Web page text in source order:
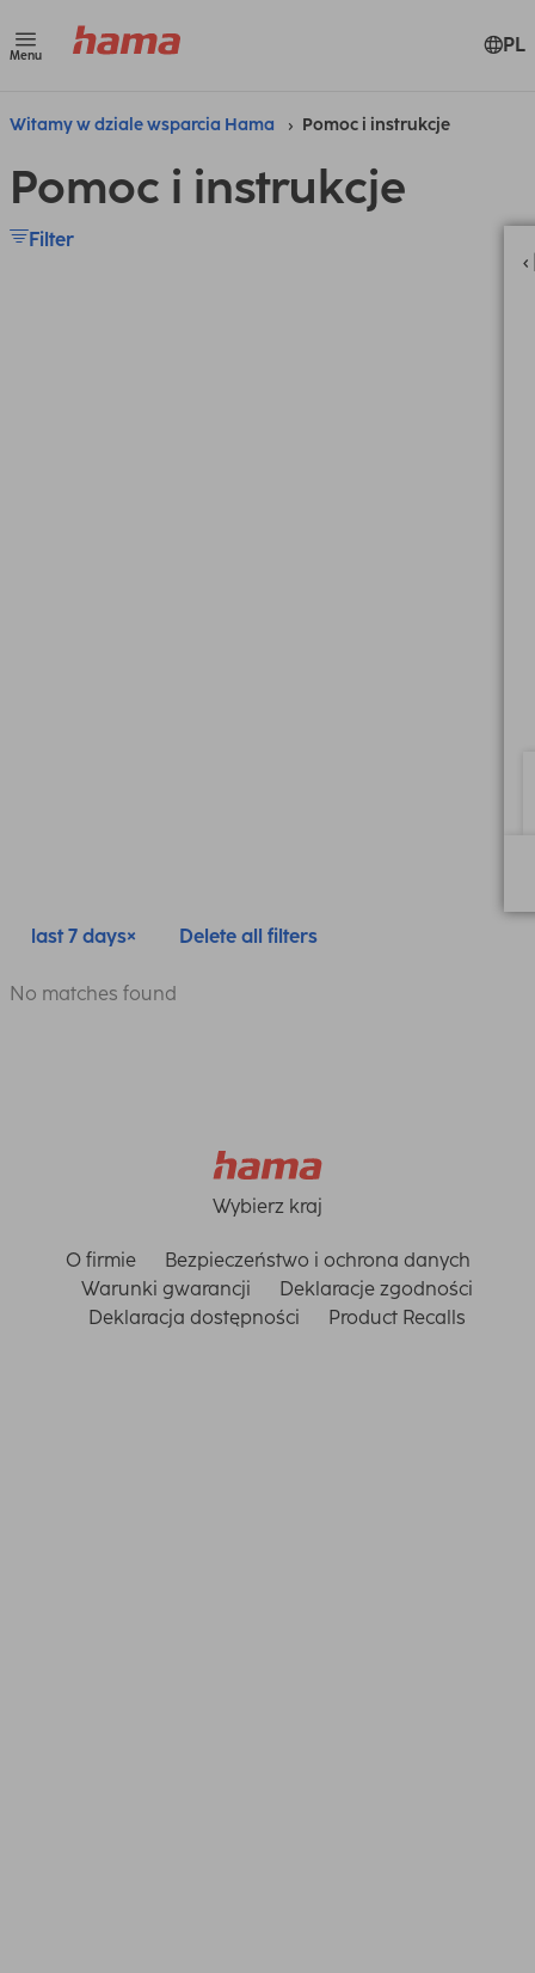
Menu PL
Witamy w dziale wsparcia Hama Pomoc i instrukcje
Pomoc i instrukcje
Filter
last 7 days Delete all filters
No matches found
Wybierz kraj
O firmie
Bezpieczeństwo i ochrona danych
Warunki gwarancji
Deklaracje zgodności
Deklaracja dostępności
Product Recalls